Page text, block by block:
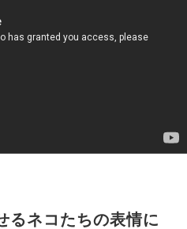
るネコたちの表情に